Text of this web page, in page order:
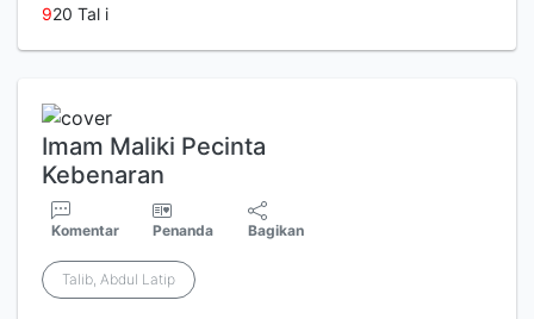
920 Tal i
Imam Maliki Pecinta
Kebenaran
Komentar Penanda Bagikan
Talib, Abdul Latip